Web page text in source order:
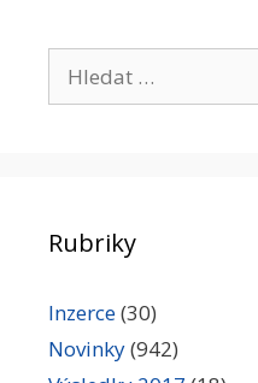
Rubriky
Inzerce(30)
Novinky(942)